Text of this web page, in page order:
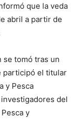
que la veda
abril a partir de
se tomó tras un
participó el titular
y Pesca
investigadores del
y